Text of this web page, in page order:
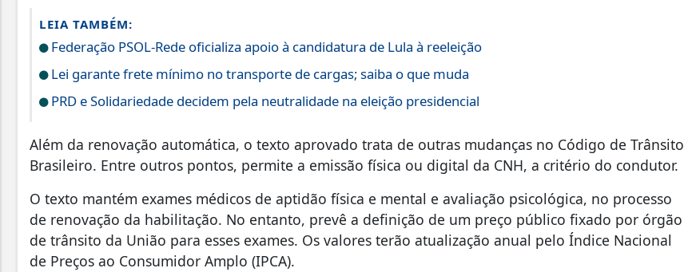
LEIA TAMBÉM:
Federação PSOL-Rede oficializa apoio à candidatura de Lula à reeleição
Lei garante frete mínimo no transporte de cargas; saiba o que muda
PRD e Solidariedade decidem pela neutralidade na eleição presidencial
Além da renovação automática, o texto aprovado trata de outras mudanças no Código de Trânsito
Brasileiro. Entre outros pontos, permite a emissão física ou digital da CNH, a critério do condutor.
O texto mantém exames médicos de aptidão física e mental e avaliação psicológica, no processo
de renovação da habilitação. No entanto, prevê a definição de um preço público fixado por órgão
de trânsito da União para esses exames. Os valores terão atualização anual pelo Índice Nacional
de Preços ao Consumidor Amplo (IPCA).